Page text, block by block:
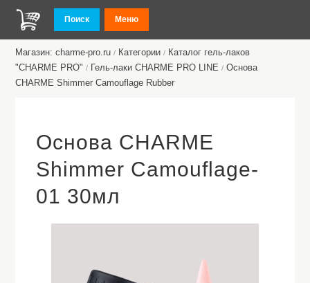
Поиск Меню
Магазин: charme-pro.ru / Категории / Каталог гель-лаков
"CHARME PRO" / Гель-лаки CHARME PRO LINE / Основа
CHARME Shimmer Camouflage Rubber
Основа CHARME
Shimmer Camouflage-
01 30мл